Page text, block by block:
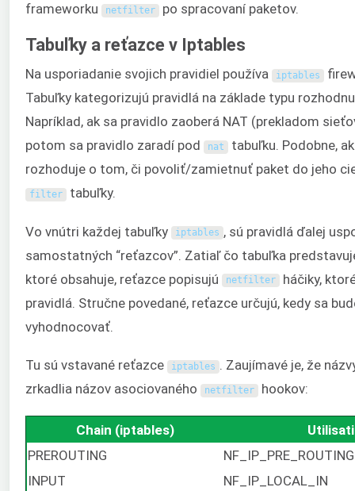
frameworku
netfilter po spracovaní paketov.
Tabuľky a reťazce v Iptables
Na usporiadanie svojich pravidiel používa iptables
Tabuľky kategorizujú pravidlá na základe typu
Napríklad, ak sa pravidlo zaoberá NAT (prekladom
potom sa pravidlo zaradí pod
nat tabuľku. Podobne,
rozhoduje o tom, či povoliť/zamietnuť paket do jeho
filter tabuľky.
Vo vnútri každej tabuľky iptables , sú pravidlá ďalej
samostatných “reťazcov”. Zatiaľ čo tabuľka
ktoré obsahuje, reťazce popisujú
netfilter háčiky,
pravidlá. Stručne povedané, reťazce určujú, kedy sa
vyhodnocovať.
Tu sú vstavané reťazce iptables . Zaujímavé je, že
zrkadlia názov asociovaného
netfilter hookov:
Chain (iptables)
PREROUTING
NF_IP_PRE_ROUTING
INPUT
NF_IP_LOCAL_IN